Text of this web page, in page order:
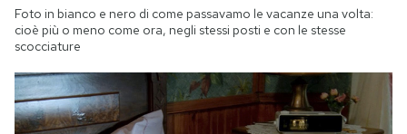
Foto in bianco e nero di come passavamo le vacanze una volta:
cioè più o meno come ora, negli stessi posti e con le stesse
scocciature